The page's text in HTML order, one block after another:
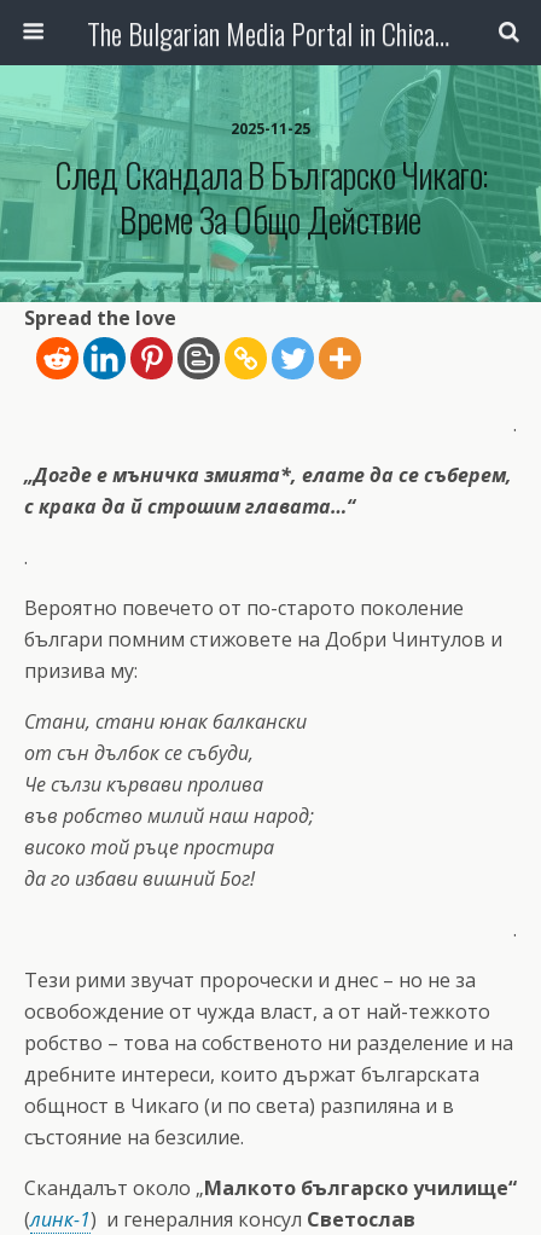
The Bulgarian Media Portal in Chicago
2025-11-25
След Скандала В Българско Чикаго:
Време За Общо Действие
Spread the love
.
„Догде е мъничка змията*, елате да се съберем,
с крака да й строшим главата…“
.
Вероятно повечето от по-старото поколение
българи помним стижовете на Добри Чинтулов и
призива му:
Стани, стани юнак балкански
от сън дълбок се събуди,
Че сълзи кървави пролива
във робство милий наш народ;
високо той ръце простира
да го избави вишний Бог!
.
Тези рими звучат пророчески и днес – но не за
освобождение от чужда власт, а от най-тежкото
робство – това на собственото ни разделение и на
дребните интереси, които държат българската
общност в Чикаго (и по света) разпиляна и в
състояние на безсилие.
Скандалът около „Малкото българско училище“
(линк-1) и генералния консул Светослав